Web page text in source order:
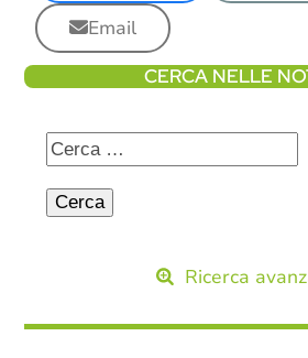
Email
CERCA NELLE
Ricerca